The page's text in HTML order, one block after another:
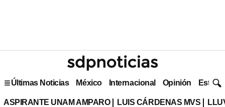
Últimas Noticias México Internacional Opinión Estilo
ASPIRANTE UNAM AMPARO LUIS CÁRDENAS MVS